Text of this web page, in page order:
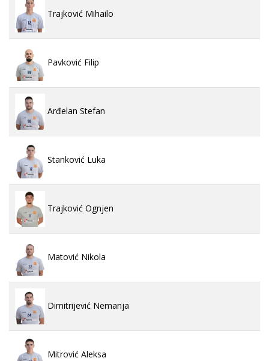
Trajković Mihailo
Pavković Filip
Arđelan Stefan
Stanković Luka
Trajković Ognjen
Matović Nikola
Dimitrijević Nemanja
Mitrović Aleksa